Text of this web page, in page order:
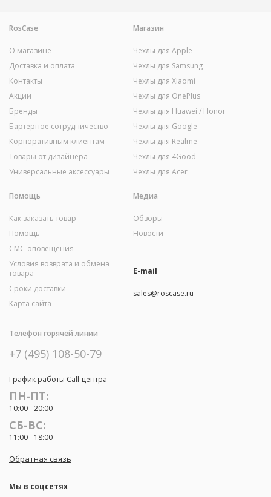
RosCase
О магазине
Доставка и оплата
Контакты
Акции
Бренды
Бартерное сотрудничество
Корпоративным клиентам
Товары от дизайнера
Универсальные аксессуары
Магазин
Чехлы для Apple
Чехлы для Samsung
Чехлы для Xiaomi
Чехлы для OnePlus
Чехлы для Huawei / Honor
Чехлы для Google
Чехлы для Realme
Чехлы для 4Good
Чехлы для Acer
Помощь
Как заказать товар
Помощь
СМС-оповещения
Условия возврата и обмена
товара
Сроки доставки
Карта сайта
Медиа
Обзоры
Новости
E-mail
sales@roscase.ru
Телефон горячей линии
+7 (495) 108-50-79
График работы Call-центра
ПН-ПТ:
10:00 - 20:00
СБ-ВС:
11:00 - 18:00
Обратная связь
Мы в соцсетях